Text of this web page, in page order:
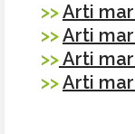
>>Arti
>>Arti
>>Arti
>>Arti